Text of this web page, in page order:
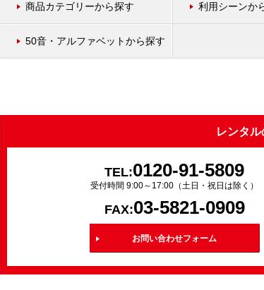
商品カテゴリーから探す 利用シーンか
50音・アルファベットから探す
レンタ
TEL:0120-91-5809
受付時間 9:00～17:00（土日・祝日は除く）
FAX:03-5821-0909
お問い合わせフォーム